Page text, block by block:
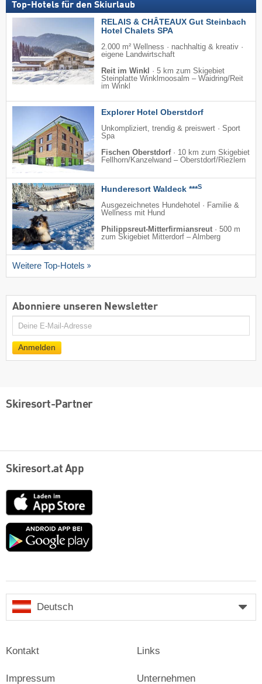
Top-Hotels für den Skiurlaub
RELAIS & CHÂTEAUX Gut Steinbach
Hotel Chalets SPA
2.000 m² Wellness · nachhaltig & kreativ ·
eigene Landwirtschaft
Reit im Winkl
· 5 km zum Skigebiet
Steinplatte Winklmoosalm – Waidring/​Reit
im Winkl
Explorer Hotel Oberstdorf
Unkompliziert, trendig & preiswert · Sport
Spa
Fischen Oberstdorf· 10 km zum Skigebiet
Fellhorn/​Kanzelwand – Oberstdorf/​Riezlern
Hunderesort Waldeck ***S
Ausgezeichnetes Hundehotel · Familie &
Wellness mit Hund
Philippsreut-Mitterfirmiansreut · 500 m
zum Skigebiet Mitterdorf – Almberg
Weitere Top-Hotels
Abonniere unseren Newsletter
E-
Anmelden
Skiresort-Partner
Skiresort.at App
App
Store
Google
Deutsch
Kontakt
Impressum
Links
Unternehmen